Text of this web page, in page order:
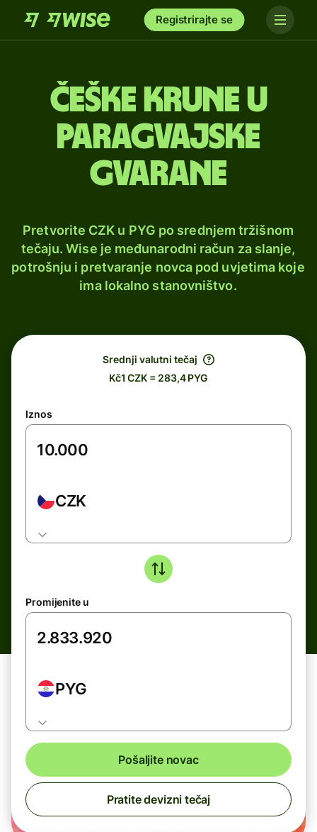
Registrirajte se
Češke krune u
paragvajske
gvarane
Pretvorite CZK u PYG po srednjem tržišnom
tečaju. Wise je međunarodni račun za slanje,
potrošnju i pretvaranje novca pod uvjetima koje
ima lokalno stanovništvo.
Srednji valutni tečaj
Kč1 CZK = 283,4 PYG
Iznos
CZK
Promijenite u
PYG
Pošaljite novac
Pratite devizni tečaj